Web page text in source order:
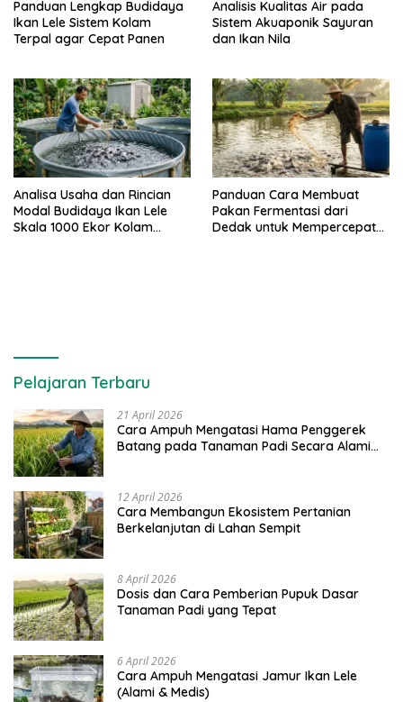
Panduan Lengkap Budidaya
Ikan Lele Sistem Kolam
Terpal agar Cepat Panen
Analisis Kualitas Air pada
Sistem Akuaponik Sayuran
dan Ikan Nila
Analisa Usaha dan Rincian
Modal Budidaya Ikan Lele
Skala 1000 Ekor Kolam
Panduan Cara Membuat
Pakan Fermentasi dari
Dedak untuk Mempercepat
Pelajaran Terbaru
21 April 2026
Cara Ampuh Mengatasi Hama Penggerek
Batang pada Tanaman Padi Secara Alami
12 April 2026
Cara Membangun Ekosistem Pertanian
Berkelanjutan di Lahan Sempit
8 April 2026
Dosis dan Cara Pemberian Pupuk Dasar
Tanaman Padi yang Tepat
6 April 2026
Cara Ampuh Mengatasi Jamur Ikan Lele
(Alami & Medis)